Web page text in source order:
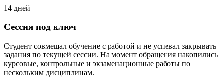
14 дней
Сессия под ключ
Студент совмещал обучение с работой и не успевал закрывать
задания по текущей сессии. На момент обращения накопились
курсовые, контрольные и экзаменационные работы по
нескольким дисциплинам.